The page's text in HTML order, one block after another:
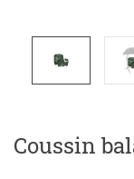
Coussin